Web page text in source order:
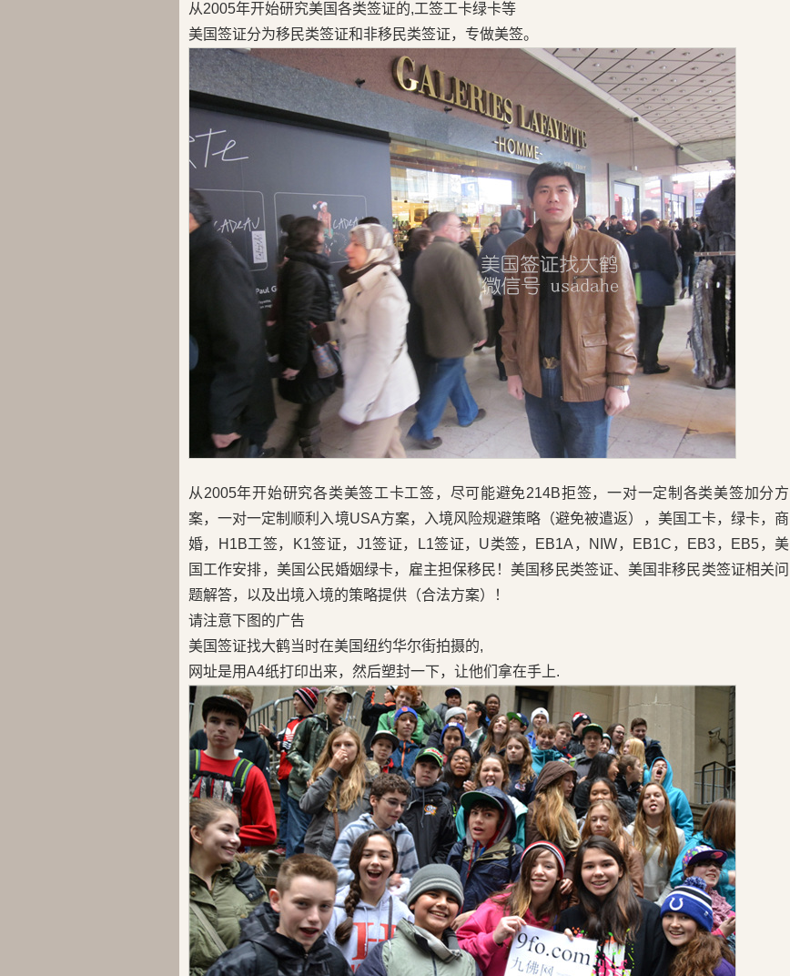
从2005年开始研究美国各类签证的,工签工卡绿卡等
美国签证分为移民类签证和非移民类签证，专做美签。
从2005年开始研究各类美签工卡工签，尽可能避免214B拒签，一对一定制各类美签加分方
案，一对一定制顺利入境USA方案，入境风险规避策略（避免被遣返），美国工卡，绿卡，商
婚，H1B工签，K1签证，J1签证，L1签证，U类签，EB1A，NIW，EB1C，EB3，EB5，美
国工作安排，美国公民婚姻绿卡，雇主担保移民！美国移民类签证、美国非移民类签证相关问
题解答，以及出境入境的策略提供（合法方案）！
请注意下图的广告
美国签证找大鹤当时在美国纽约华尔街拍摄的,
网址是用A4纸打印出来，然后塑封一下，让他们拿在手上.